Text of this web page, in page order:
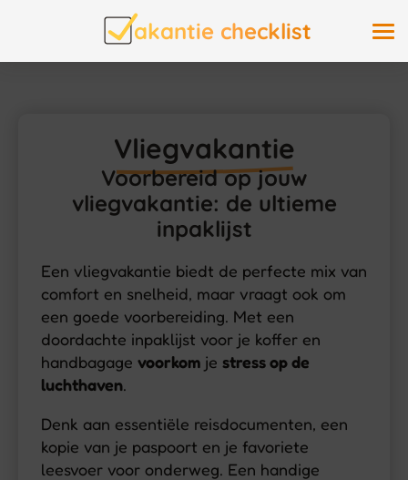
akantie checklist
Vliegvakantie
Voorbereid op jouw
vliegvakantie: de ultieme
inpaklijst
Een vliegvakantie biedt de perfecte mix van
comfort en snelheid, maar vraagt ook om
een goede voorbereiding. Met een
doordachte inpaklijst voor je koffer en
handbagage voorkom je stress op de
luchthaven.
Denk aan essentiële reisdocumenten, een
kopie van je paspoort en je favoriete
leesvoer voor onderweg. Een handige